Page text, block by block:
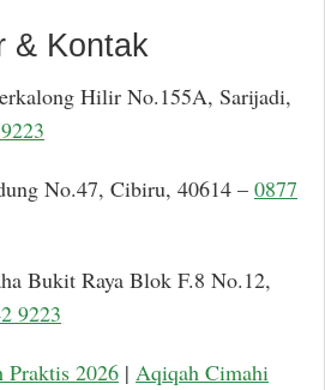
& Kontak
Hilir No.155A, Sarijadi,
No.47, Cibiru, 40614 – 0877
Bukit Raya Blok F.8 No.12,
9223
Praktis 2026 | Aqiqah Cimahi